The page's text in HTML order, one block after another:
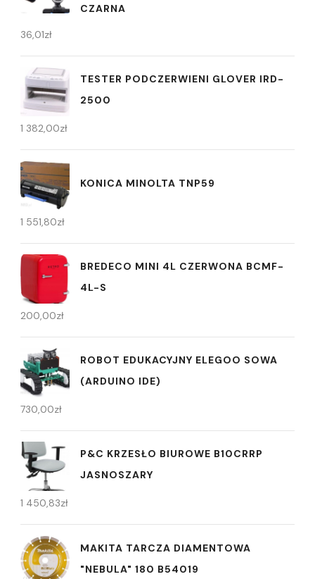
CZARNA
36,01zł
TESTER PODCZERWIENI GLOVER IRD-
2500
1 382,00zł
KONICA MINOLTA TNP59
1 551,80zł
BREDECO MINI 4L CZERWONA BCMF-
4L-S
200,00zł
ROBOT EDUKACYJNY ELEGOO SOWA
(ARDUINO IDE)
730,00zł
P&C KRZESŁO BIUROWE B10CRRP
JASNOSZARY
1 450,83zł
MAKITA TARCZA DIAMENTOWA
"NEBULA" 180 B54019